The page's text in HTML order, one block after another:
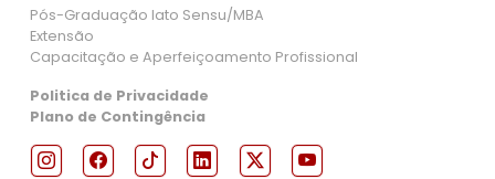
Pós-Graduação lato Sensu/MBA
Extensão
Capacitação e Aperfeiçoamento Profissional
Politica de Privacidade
Plano de Contingência